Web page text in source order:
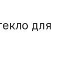
для